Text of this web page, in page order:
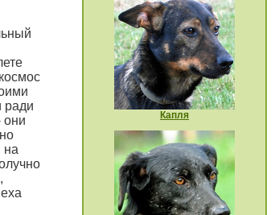
ради
они
на
Капля